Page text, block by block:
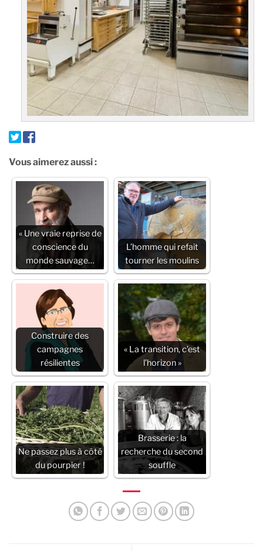
Vous aimerez aussi :
« Une vraie reprise de
conscience du
monde sauvage…
L’homme qui refait
tourner les moulins
Construire des
campagnes
résilientes
« La transition, c’est
l’horizon »
Ne passez plus à côté
du pourpier !
Brasserie : la
recherche du second
souffle